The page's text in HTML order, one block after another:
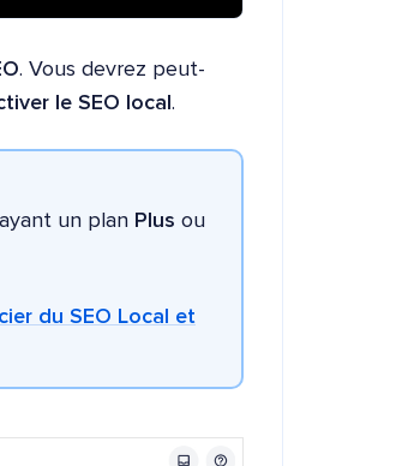
. Vous devrez peut-
le SEO local .
un plan Plus ou
du SEO Local et